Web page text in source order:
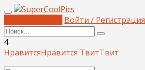
Войти / Регистрация
4
НравитсяНравится ТвитТвит